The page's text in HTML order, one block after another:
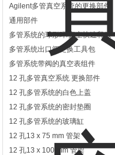
Agilent多管真空系统的
通用部件
多管系统的球形环/真空快速
多管系统出口阀更换工具
多管系统带阀的真空表组
12 孔多管真空系统 更换部件
12 孔多管系统的白色上
12 孔多管系统的密封垫
12 孔多管系统的玻璃
12 孔13 x 75 mm 管
12 孔13 x 100 mm 管